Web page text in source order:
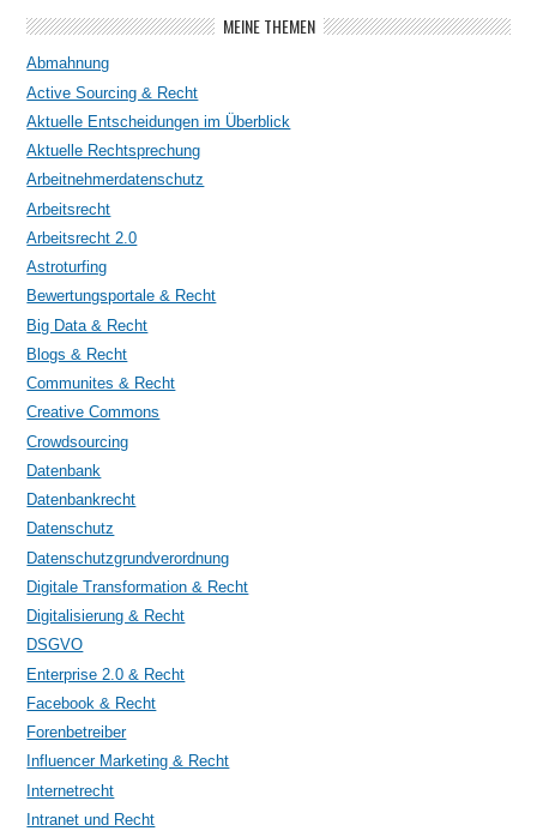
MEINE THEMEN
Abmahnung
Active Sourcing & Recht
Aktuelle Entscheidungen im Überblick
Aktuelle Rechtsprechung
Arbeitnehmerdatenschutz
Arbeitsrecht
Arbeitsrecht 2.0
Astroturfing
Bewertungsportale & Recht
Big Data & Recht
Blogs & Recht
Communites & Recht
Creative Commons
Crowdsourcing
Datenbank
Datenbankrecht
Datenschutz
Datenschutzgrundverordnung
Digitale Transformation & Recht
Digitalisierung & Recht
DSGVO
Enterprise 2.0 & Recht
Facebook & Recht
Forenbetreiber
Influencer Marketing & Recht
Internetrecht
Intranet und Recht